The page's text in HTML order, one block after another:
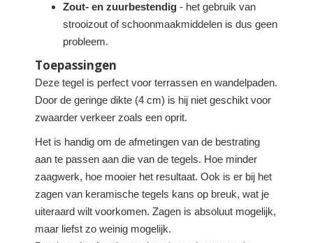
Zout- en zuurbestendig - het gebruik van
strooizout of schoonmaakmiddelen is dus geen
probleem.
Toepassingen
Deze tegel is perfect voor terrassen en wandelpaden.
Door de geringe dikte (4 cm) is hij niet geschikt voor
zwaarder verkeer zoals een oprit.
Het is handig om de afmetingen van de bestrating
aan te passen aan die van de tegels. Hoe minder
zaagwerk, hoe mooier het resultaat. Ook is er bij het
zagen van keramische tegels kans op breuk, wat je
uiteraard wilt voorkomen. Zagen is absoluut mogelijk,
maar liefst zo weinig mogelijk.